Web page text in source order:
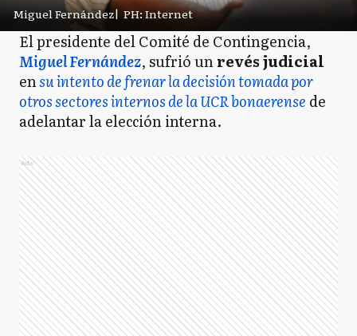
Miguel Fernández| PH: Internet
El presidente del Comité de Contingencia,
Miguel Fernández, sufrió unrevésjudicial
ensu intento de frenar la decisión tomada por
otros sectores internos de la UCR bonaerense de
adelantar la elección interna.
Ads